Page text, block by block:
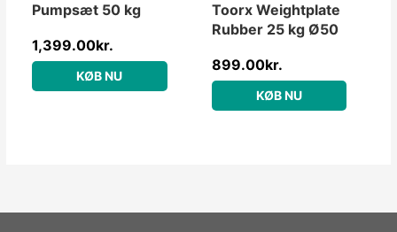
Pumpsæt 50 kg
1,399.00kr.
KØB NU
Toorx Weightplate
Rubber 25 kg Ø50
899.00kr.
KØB NU